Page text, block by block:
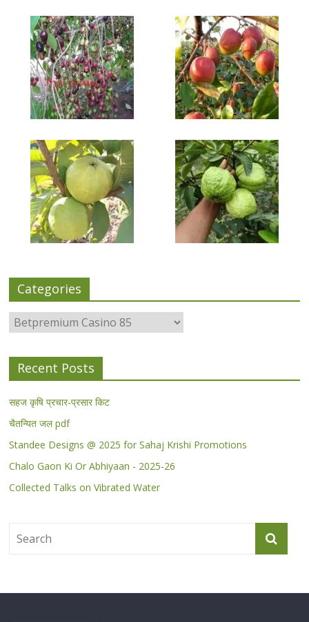
Categories
Categories
Recent Posts
सहज कृषि प्रचार-प्रसार किट
चैतन्यित जल pdf
Standee Designs @ 2025 for Sahaj Krishi Promotions
Chalo Gaon Ki Or Abhiyaan - 2025-26
Collected Talks on Vibrated Water